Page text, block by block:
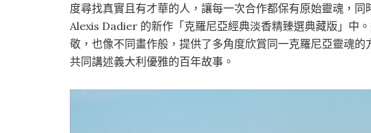
度尋找真實且有才華的人，讓每一次合作都保有原始靈魂，
Alexis Dadier 的新作「克羅尼亞經典淡香精臻選典藏版」中
敬，也像不同畫作般，提供了多角度欣賞同一克羅尼亞靈魂
共同講述義大利優雅的百年故事。